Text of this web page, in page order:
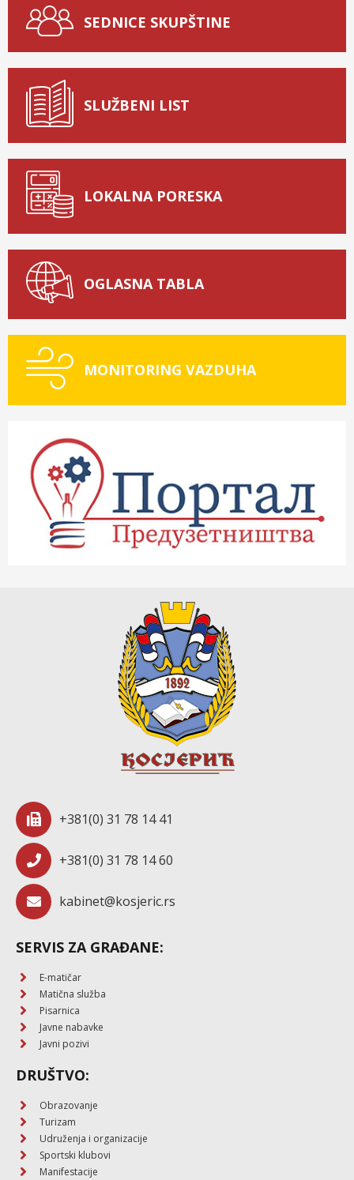
SEDNICE SKUPŠTINE
SLUŽBENI LIST
LOKALNA PORESKA
OGLASNA TABLA
MONITORING VAZDUHA
+381(0) 31 78 14 41
+381(0) 31 78 14 60
kabinet@kosjeric.rs
SERVIS ZA GRAĐANE:
E-matičar
Matična služba
Pisarnica
Javne nabavke
Javni pozivi
DRUŠTVO:
Obrazovanje
Turizam
Udruženja i organizacije
Sportski klubovi
Manifestacije